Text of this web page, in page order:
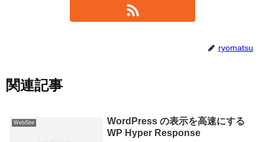
ryomatsu
関連記事
WebSite
WordPress の表示を高速にする
WP Hyper Response